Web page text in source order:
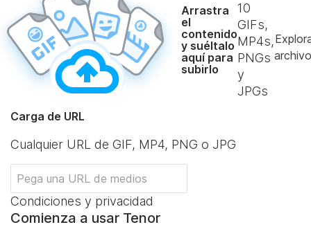
Arrastra
el
contenido
y suéltalo
aquí para
subirlo
10
GIFs,
MP4s,
PNGs
y
JPGs
Carga de URL
Cualquier URL de GIF, MP4, PNG o JPG
Condiciones y privacidad
Comienza a usar Tenor